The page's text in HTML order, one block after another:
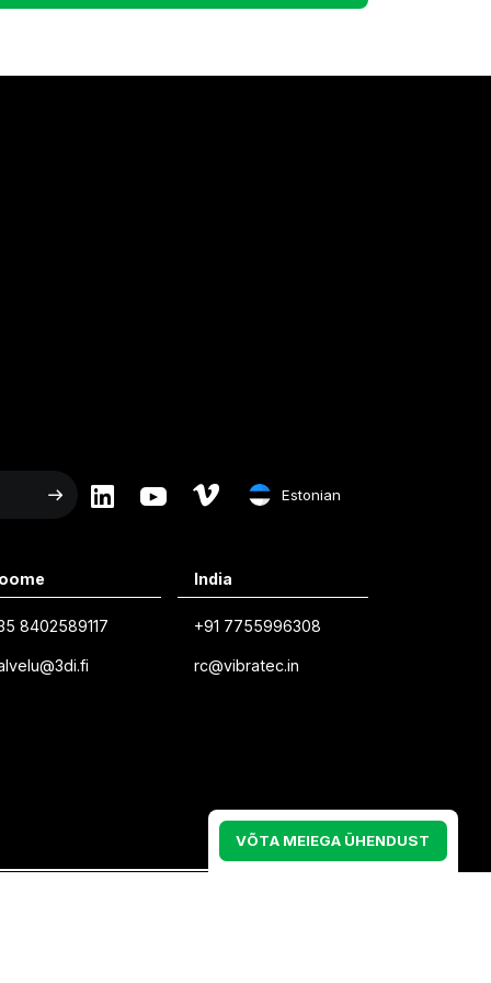
VÕTA MEIEGA ÜHENDUST
Estonian
Norwegian
French
Danish
8402589117
India
+91 7755996308
rc@vibratec.in